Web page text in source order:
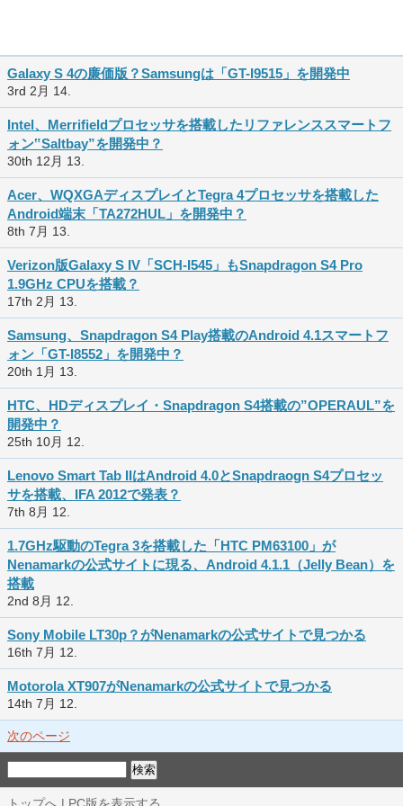
Galaxy S 4の廉価版？Samsungは「GT-I9515」を開発中
3rd 2月 14.
Intel、Merrifieldプロセッサを搭載したリファレンススマートフ
ォン‟Saltbay”を開発中？
30th 12月 13.
Acer、WQXGAディスプレイとTegra 4プロセッサを搭載した
Android端末「TA272HUL」を開発中？
8th 7月 13.
Verizon版Galaxy S IV「SCH-I545」もSnapdragon S4 Pro
1.9GHz CPUを搭載？
17th 2月 13.
Samsung、Snapdragon S4 Play搭載のAndroid 4.1スマートフ
ォン「GT-I8552」を開発中？
20th 1月 13.
HTC、HDディスプレイ・Snapdragon S4搭載の”OPERAUL”を
開発中？
25th 10月 12.
Lenovo Smart Tab IIはAndroid 4.0とSnapdraogn S4プロセッ
サを搭載、IFA 2012で発表？
7th 8月 12.
1.7GHz駆動のTegra 3を搭載した「HTC PM63100」が
Nenamarkの公式サイトに現る、Android 4.1.1（Jelly Bean）を
搭載
2nd 8月 12.
Sony Mobile LT30p？がNenamarkの公式サイトで見つかる
16th 7月 12.
Motorola XT907がNenamarkの公式サイトで見つかる
14th 7月 12.
次のページ